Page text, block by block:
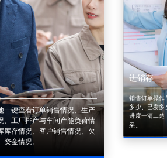
一键查看订单销售情况、生产
、工厂排产与车间产能负荷情
库存情况、客户销售情况、欠
资金情况。
进销存
销售订单操作
多少、已发多
进度一清二楚
采。